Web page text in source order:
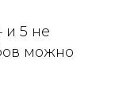
и 5 не
можно